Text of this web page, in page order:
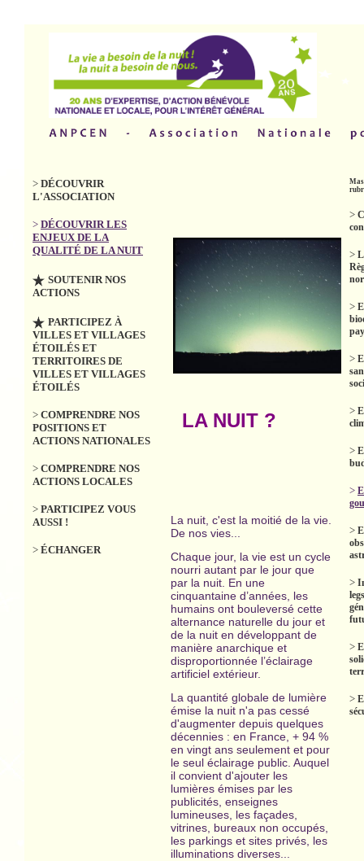
> DÉCOUVRIR
L'ASSOCIATION
> DÉCOUVRIR LES
ENJEUX DE LA
QUALITÉ DE LA NUIT
SOUTENIR NOS
ACTIONS
PARTICIPEZ À
VILLES ET VILLAGES
ÉTOILÉS ET
TERRITOIRES DE
VILLES ET VILLAGES
ÉTOILÉS
> COMPRENDRE NOS
POSITIONS ET
ACTIONS NATIONALES
> COMPRENDRE NOS
ACTIONS LOCALES
> PARTICIPEZ VOUS
AUSSI !
> ÉCHANGER
LA NUIT ?
La nuit, c'est la moitié de la vie.
De nos vies...
Chaque jour, la vie est un cycle
nourri autant par le jour que
par la nuit. En une
cinquantaine d’années, les
humains ont bouleversé cette
alternance naturelle du jour et
de la nuit en développant de
manière anarchique et
disproportionnée l’éclairage
artificiel extérieur.
La quantité globale de lumière
émise la nuit n'a pas cessé
d'augmenter depuis quelques
décennies : en France, + 94 %
en vingt ans seulement et pour
le seul éclairage public. Auquel
il convient d'ajouter les
lumières émises par les
publicités, enseignes
lumineuses, les façades,
vitrines, bureaux non occupés,
les parkings et sites privés, les
illuminations diverses...
>
>
>
>
>
>
>
>
>
>
>